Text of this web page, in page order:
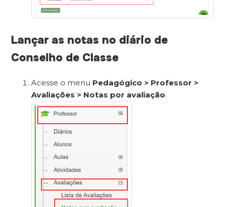
Lançar as notas no diário de
Conselho de Classe
Acesse o menu Pedagógico > Professor >
Avaliações > Notas por avaliação.